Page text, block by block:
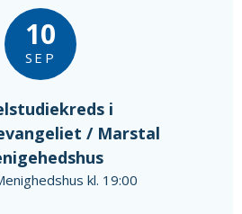
10
SEP
i
/ Marstal
kl. 19:00